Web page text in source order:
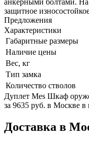
защитное
Предложения
Характеристики
Габаритные размеры
Наличие цены
Вес, кг
Тип замка
Количество стволов
Дуплет Mes Шкаф
за 9635 руб. в Москве
Доставка в